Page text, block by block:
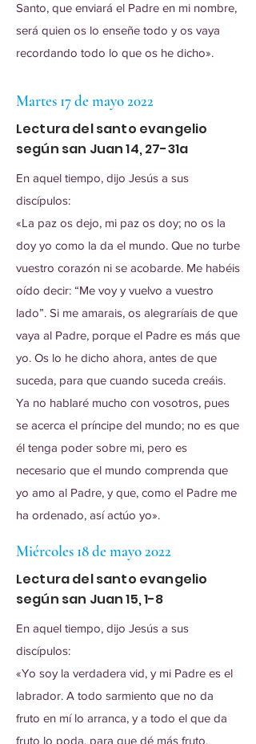
Santo, que enviará el Padre en mi nombre,
será quien os lo enseñe todo y os vaya
recordando todo lo que os he dicho».
Martes 17 de mayo 2022
Lectura del santo evangelio
según san Juan 14, 27-31a
En aquel tiempo, dijo Jesús a sus
discípulos:
«La paz os dejo, mi paz os doy; no os la
doy yo como la da el mundo. Que no turbe
vuestro corazón ni se acobarde. Me habéis
oído decir: “Me voy y vuelvo a vuestro
lado”. Si me amarais, os alegraríais de que
vaya al Padre, porque el Padre es más que
yo. Os lo he dicho ahora, antes de que
suceda, para que cuando suceda creáis.
Ya no hablaré mucho con vosotros, pues
se acerca el príncipe del mundo; no es que
él tenga poder sobre mi, pero es
necesario que el mundo comprenda que
yo amo al Padre, y que, como el Padre me
ha ordenado, así actúo yo».
Miércoles 18 de mayo 2022
Lectura del santo evangelio
según san Juan 15, 1-8
En aquel tiempo, dijo Jesús a sus
discípulos:
«Yo soy la verdadera vid, y mi Padre es el
labrador. A todo sarmiento que no da
fruto en mí lo arranca, y a todo el que da
fruto lo poda, para que dé más fruto.